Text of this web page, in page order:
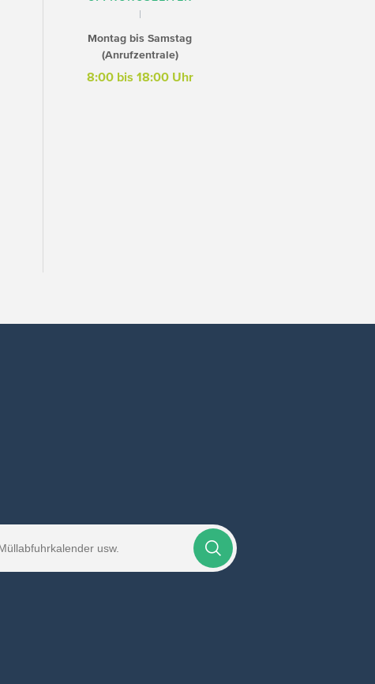
Montag bis Samstag
(Anrufzentrale)
8:00 bis 18:00 Uhr